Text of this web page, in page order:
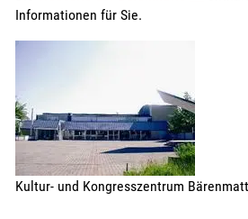
Informationen für Sie.
Kultur- und Kongresszentrum